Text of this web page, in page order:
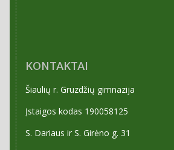
KONTAKTAI
Šiaulių r. Gruzdžių gimnazija
Įstaigos kodas 190058125
S. Dariaus ir S. Girėno g. 31